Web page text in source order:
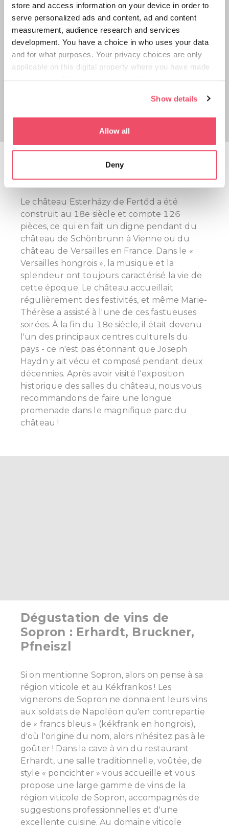
store and access information on your device in order to
serve personalized ads and content, ad and content
measurement, audience research and services
development. You have a choice in who uses your data
and for what purposes. Your privacy choices are only
applicable on this digital property where you have made
If you allow, we would also like to:
which can be accurate to within several meters
Identify your device by actively scanning it for
specific characteristics (fingerprinting)
and set your preferences in the details section
We use cookies to personalise content and ads, to
provide social media features and to analyse our traffic.
We also share information about your use of our site with
our social media, advertising and analytics partners who
may combine it with other information that you’ve
provided to them or that they’ve collected from your use
of their services.
Show details
Allow all
Deny
Le « Versailles hongrois » – à
Fertőd, château Esterházy
Le château Esterházy de Fertőd a été
construit au 18e siècle et compte 126
pièces, ce qui en fait un digne pendant du
château de Schönbrunn à Vienne ou du
château de Versailles en France. Dans le «
Versailles hongrois », la musique et la
splendeur ont toujours caractérisé la vie de
cette époque. Le château accueillait
régulièrement des festivités, et même Marie-
Thérèse a assisté à l'une de ces fastueuses
soirées. À la fin du 18e siècle, il était devenu
l'un des principaux centres culturels du
pays - ce n'est pas étonnant que Joseph
Haydn y ait vécu et composé pendant deux
décennies. Après avoir visité l'exposition
historique des salles du château, nous vous
recommandons de faire une longue
promenade dans le magnifique parc du
château !
Dégustation de vins de
Sopron : Erhardt, Bruckner,
Pfneiszl
Si on mentionne Sopron, alors on pense à sa
région viticole et au Kékfrankos ! Les
vignerons de Sopron ne donnaient leurs vins
aux soldats de Napoléon qu'en contrepartie
de « francs bleus » (kékfrank en hongrois),
d'où l'origine du nom, alors n'hésitez pas à le
goûter ! Dans la cave à vin du restaurant
Erhardt, une salle traditionnelle, voûtée, de
style « poncichter » vous accueille et vous
propose une large gamme de vins de la
région viticole de Sopron, accompagnés de
suggestions professionnelles et d'une
excellente cuisine. Au domaine viticole